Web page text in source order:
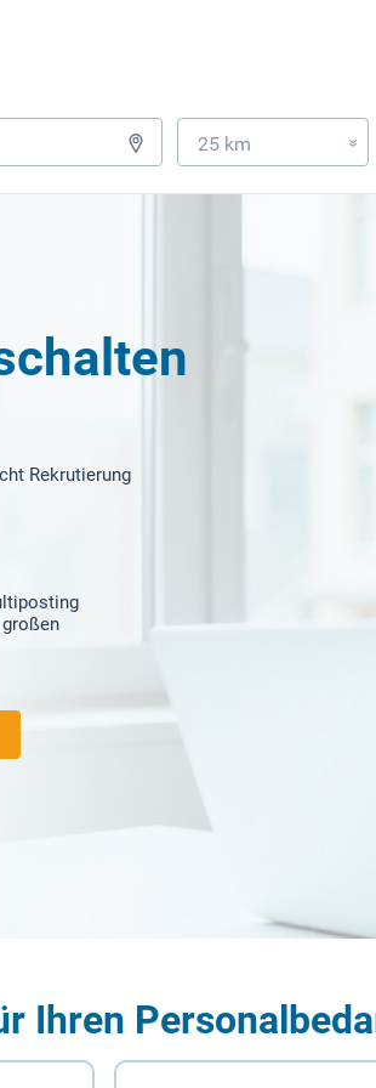
25 km »
Rekrutierung
Ihren